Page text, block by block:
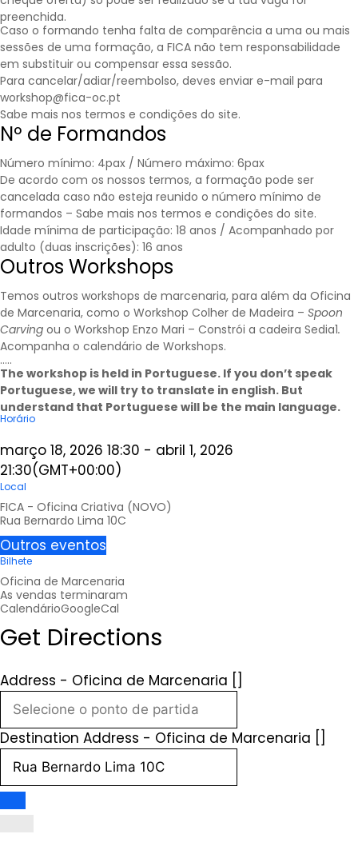
preenchida.
Caso o formando tenha falta de comparência a uma ou mais
sessões de uma formação, a FICA não tem responsabilidade
em substituir ou compensar essa sessão.
Para cancelar/adiar/reembolso, deves enviar e-mail para
workshop@fica-oc.pt
Sabe mais nos termos e condições do site.
Nº de Formandos
Número mínimo: 4pax / Número máximo: 6pax
De acordo com os nossos termos, a formação pode ser
cancelada caso não esteja reunido o número mínimo de
formandos – Sabe mais nos termos e condições do site.
Idade mínima de participação: 18 anos / Acompanhado por
adulto (duas inscrições): 16 anos
Outros Workshops
Temos outros workshops de marcenaria, para além da Oficina
de Marcenaria, como o Workshop Colher de Madeira – Spoon
Carving ou o Workshop Enzo Mari – Constrói a cadeira Sedia1.
Acompanha o calendário de Workshops.
…..
The workshop is held in Portuguese. If you don’t speak
Portuguese, we will try to translate in english. But
understand that Portuguese will be the main language.
Horário
março 18, 2026 18:30 - abril 1, 2026
21:30(GMT+00:00)
Local
FICA - Oficina Criativa (NOVO)
Rua Bernardo Lima 10C
Outros eventos
Bilhete
Oficina de Marcenaria
As vendas terminaram
CalendárioGoogleCal
Get Directions
Address - Oficina de Marcenaria []
Destination Address - Oficina de Marcenaria []